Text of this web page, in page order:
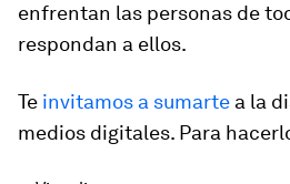
enfrentan las personas de
respondan a ellos.
Te invitamos a sumarte a la
medios digitales. Para